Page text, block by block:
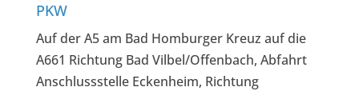
PKW
Auf der A5 am Bad Homburger Kreuz auf die
A661 Richtung Bad Vilbel/Offenbach, Abfahrt
Anschlussstelle Eckenheim, Richtung